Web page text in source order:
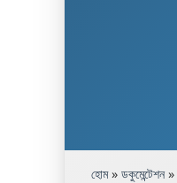
হোম» ডকুমেন্টেশন»